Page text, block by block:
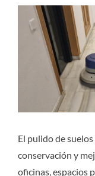
El pulido de
conservación y
oficinas, espacios